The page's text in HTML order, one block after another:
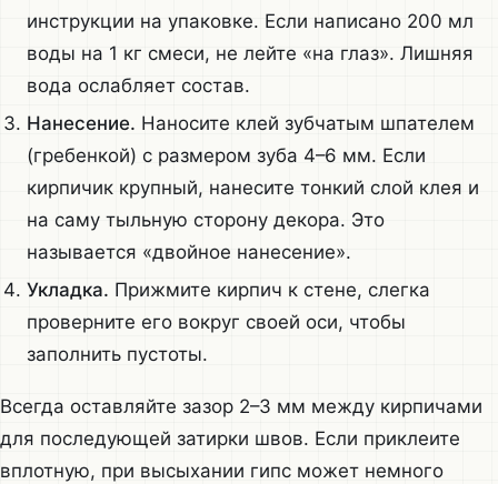
инструкции на упаковке. Если написано 200 мл
воды на 1 кг смеси, не лейте «на глаз». Лишняя
вода ослабляет состав.
Нанесение. Наносите клей зубчатым шпателем
(гребенкой) с размером зуба 4–6 мм. Если
кирпичик крупный, нанесите тонкий слой клея и
на саму тыльную сторону декора. Это
называется «двойное нанесение».
Укладка. Прижмите кирпич к стене, слегка
проверните его вокруг своей оси, чтобы
заполнить пустоты.
Всегда оставляйте зазор 2–3 мм между кирпичами
для последующей затирки швов. Если приклеите
вплотную, при высыхании гипс может немного